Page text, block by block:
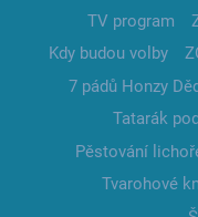
TV program
Kdy budou volby
7 pádů Honzy
Tatarák
Pěstování
Tvarohové